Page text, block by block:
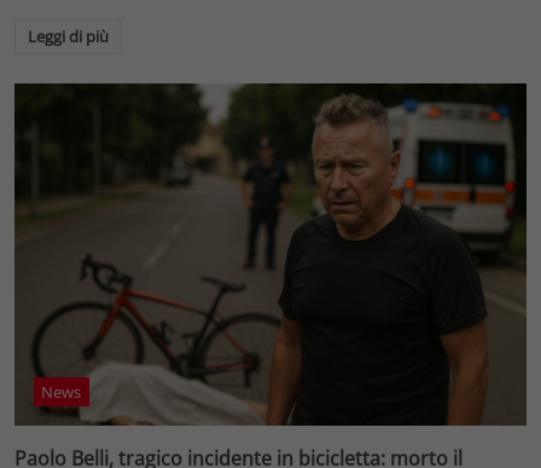
Leggi di più
News
Paolo Belli, tragico incidente in bicicletta: morto il